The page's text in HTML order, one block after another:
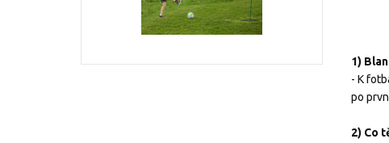
1)
- K
po
2) Co